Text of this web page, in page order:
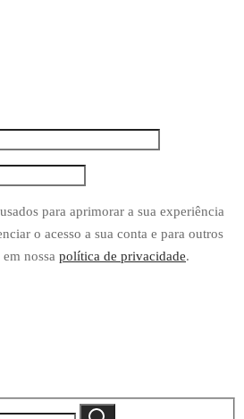
para aprimorar a sua experiência
o acesso a sua conta e para outros
nossa política de privacidade.
Pesquisar